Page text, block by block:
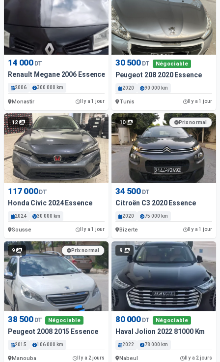
14 000 DT
Renault Megane 2006 Essence
2006 300 000 km
Monastir Il y a 1 jour
30 500 DT Négociable
Peugeot 208 2020 Essence
2020 90 000 km
Tunis Il y a 1 jour
12
117 000 DT
Honda Civic 2024 Essence
2024 30 000 km
Sousse Il y a 1 jour
10 Prix normal
34 500 DT
Citroën C3 2020 Essence
2020 75 000 km
Bizerte Il y a 1 jour
9 Prix normal
38 500 DT Négociable
Peugeot 2008 2015 Essence
2015 106 000 km
Manouba Il y a 2 jours
9
80 000 DT Négociable
Haval Jolion 2022 81000 Km
2022 78 000 km
Nabeul Il y a 2 jours